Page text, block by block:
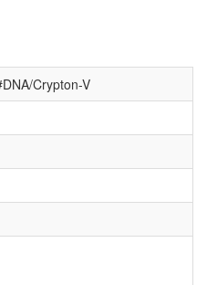
Crypton-V